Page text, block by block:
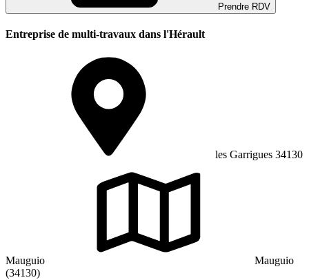
Prendre RDV
Entreprise de multi-travaux dans l'Hérault
les Garrigues 34130
Mauguio
Mauguio
(34130)